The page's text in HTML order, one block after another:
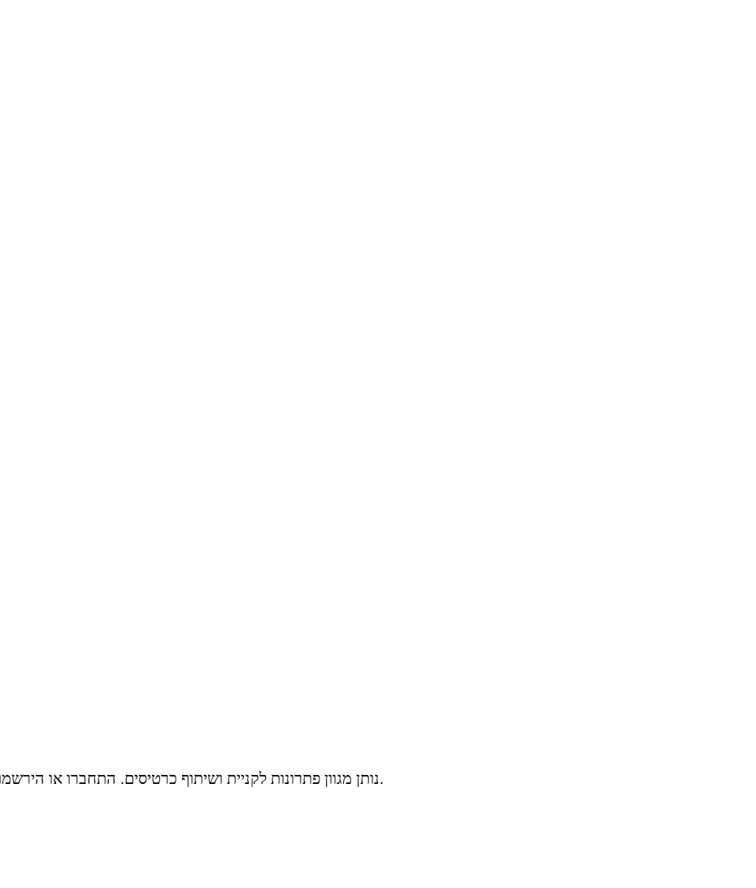
שלום אורח! Ticketsi נותן מגוון פתרונות לקניית ושיתוף כרטיסים. התחברו או הירשמו כדי לנצל את שיא יכולות האתר.